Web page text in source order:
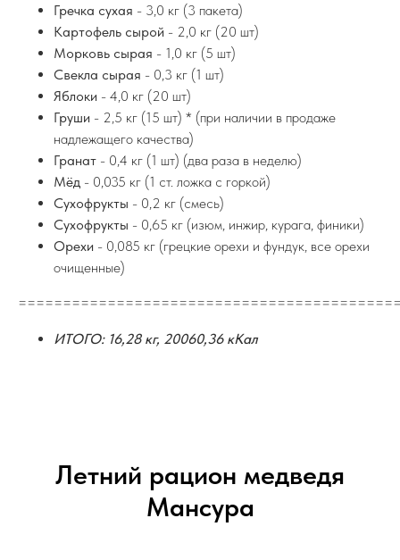
Гречка сухая - 3,0 кг (3 пакета)
Картофель сырой - 2,0 кг (20 шт)
Морковь сырая - 1,0 кг (5 шт)
Свекла сырая - 0,3 кг (1 шт)
Яблоки - 4,0 кг (20 шт)
Груши - 2,5 кг (15 шт) * (при наличии в продаже
надлежащего качества)
Гранат - 0,4 кг (1 шт) (два раза в неделю)
Мёд - 0,035 кг (1 ст. ложка с горкой)
Сухофрукты - 0,2 кг (смесь)
Сухофрукты - 0,65 кг (изюм, инжир, курага, финики)
Орехи - 0,085 кг (грецкие орехи и фундук, все орехи
очищенные)
ИТОГО: 16,28 кг, 20060,36 кКал
Летний рацион медведя
Мансура